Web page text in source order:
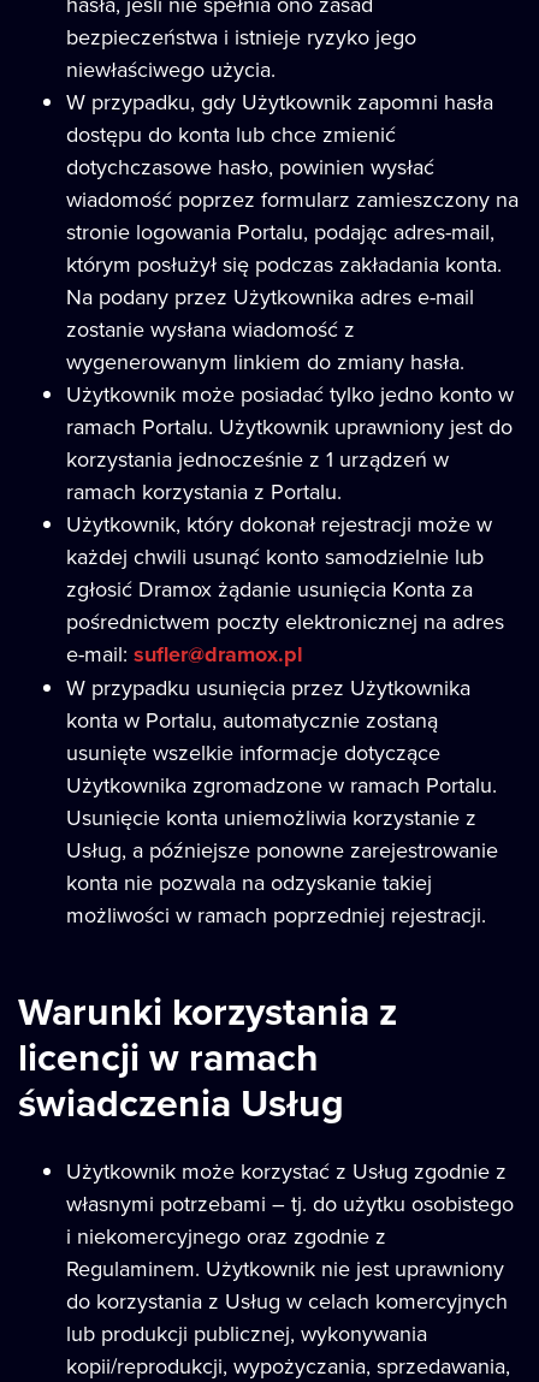
bezpieczeństwa i istnieje ryzyko jego
niewłaściwego użycia.
W przypadku, gdy Użytkownik zapomni hasła
dostępu do konta lub chce zmienić
dotychczasowe hasło, powinien wysłać
wiadomość poprzez formularz zamieszczony na
stronie logowania Portalu, podając adres-mail,
którym posłużył się podczas zakładania konta.
Na podany przez Użytkownika adres e-mail
zostanie wysłana wiadomość z
wygenerowanym linkiem do zmiany hasła.
Użytkownik może posiadać tylko jedno konto w
ramach Portalu. Użytkownik uprawniony jest do
korzystania jednocześnie z 1 urządzeń w
ramach korzystania z Portalu.
Użytkownik, który dokonał rejestracji może w
każdej chwili usunąć konto samodzielnie lub
zgłosić Dramox żądanie usunięcia Konta za
pośrednictwem poczty elektronicznej na adres
e-mail: sufler@dramox.pl
W przypadku usunięcia przez Użytkownika
konta w Portalu, automatycznie zostaną
usunięte wszelkie informacje dotyczące
Użytkownika zgromadzone w ramach Portalu.
Usunięcie konta uniemożliwia korzystanie z
Usług, a późniejsze ponowne zarejestrowanie
konta nie pozwala na odzyskanie takiej
możliwości w ramach poprzedniej rejestracji.
Warunki korzystania z
licencji w ramach
świadczenia Usług
Użytkownik może korzystać z Usług zgodnie z
własnymi potrzebami – tj. do użytku osobistego
i niekomercyjnego oraz zgodnie z
Regulaminem. Użytkownik nie jest uprawniony
do korzystania z Usług w celach komercyjnych
lub produkcji publicznej, wykonywania
kopii/reprodukcji, wypożyczania, sprzedawania,